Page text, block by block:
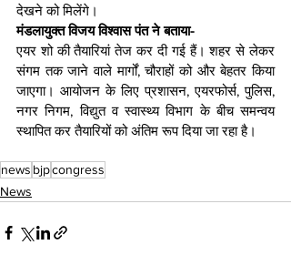
देखने को मिलेंगे।
मंडलायुक्त विजय विश्वास पंत ने बताया-
एयर शो की तैयारियां तेज कर दी गई हैं। शहर से लेकर
संगम तक जाने वाले मार्गों, चौराहों को और बेहतर किया
जाएगा। आयोजन के लिए प्रशासन, एयरफोर्स, पुलिस,
नगर निगम, विद्युत व स्वास्थ्य विभाग के बीच समन्वय
स्थापित कर तैयारियों को अंतिम रूप दिया जा रहा है।
news bjpcongress
News